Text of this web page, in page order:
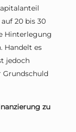
20 bis 30
Hinterlegung
Handelt es
jedoch
Grundschuld
zu